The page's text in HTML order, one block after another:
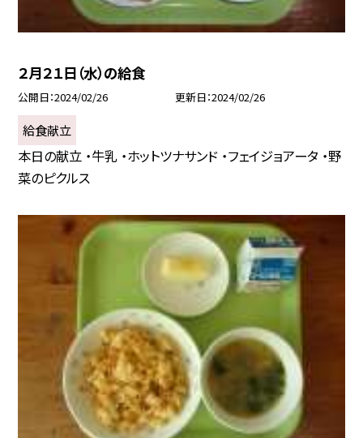
２月２１日（水）の給食
公開日 2024/02/26 更新日 2024/02/26
給食献立
本日の献立 ・牛乳 ・ホットツナサンド ・フェイジョアータ ・野
菜のピクルス